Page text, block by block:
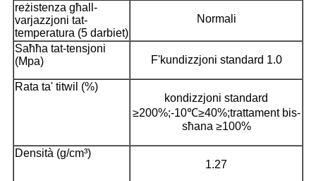
reżistenza għall-
varjazzjoni tat-
temperatura (5 darbiet)
Normali
Saħħa tat-tensjoni
(Mpa)
F'kundizzjoni standard 1.0
Rata ta' titwil (%)
kondizzjoni standard
≥200%;-10℃≥40%;trattament bis-
sħana ≥100%
Densità (g/cm³)
1.27